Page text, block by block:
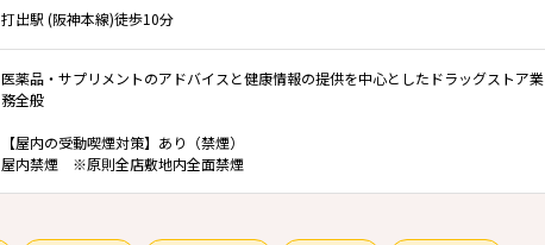
打出駅 (阪神本線)徒歩10分
医薬品・サプリメントのアドバイスと健康情報の提供を中心としたドラッグストア業
務全般
【屋内の受動喫煙対策】あり（禁煙）
屋内禁煙 ※原則全店敷地内全面禁煙